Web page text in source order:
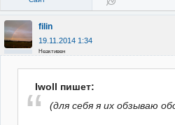
filin
19.11.2014 1:34
Неактивен
Iwoll пишет:
(для себя я их обзываю